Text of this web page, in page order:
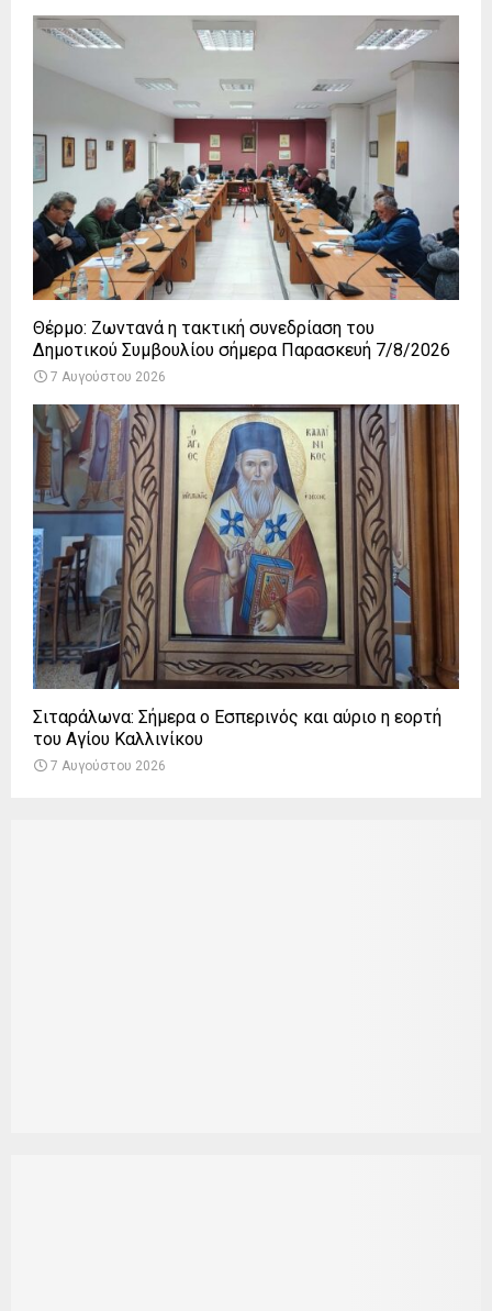
Θέρμο: Ζωντανά η τακτική συνεδρίαση του
Δημοτικού Συμβουλίου σήμερα Παρασκευή 7/8/2026
7 Αυγούστου 2026
Σιταράλωνα: Σήμερα ο Εσπερινός και αύριο η εορτή
του Αγίου Καλλινίκου
7 Αυγούστου 2026